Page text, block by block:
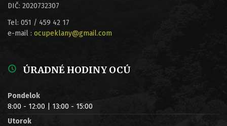
DIČ: 2020732307
Tel: 051 / 459 42 17
e-mail : ocupeklany@gmail.com
ÚRADNÉ HODINY OCÚ
Pondelok
8:00 - 12:00 | 13:00 - 15:00
Utorok